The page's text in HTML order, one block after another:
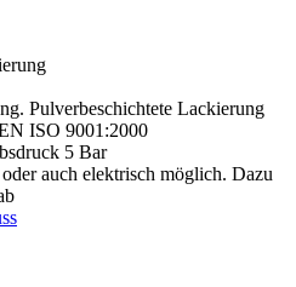
Pulverbeschichtete Lackierung
ISO 9001:2000
5 Bar
auch elektrisch möglich. Dazu